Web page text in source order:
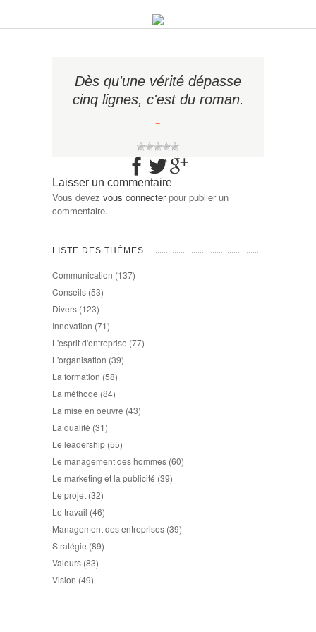
Dès qu'une vérité dépasse
cinq lignes, c'est du roman.
−
Laisser un commentaire
Vous devez vous connecterpour publier un
commentaire.
LISTE DES THÈMES
Communication (137)
Conseils (53)
Divers (123)
Innovation (71)
L'esprit d'entreprise (77)
L'organisation (39)
La formation (58)
La méthode (84)
La mise en oeuvre (43)
La qualité (31)
Le leadership (55)
Le management des hommes (60)
Le marketing et la publicité (39)
Le projet (32)
Le travail (46)
Management des entreprises (39)
Stratégie (89)
Valeurs (83)
Vision (49)